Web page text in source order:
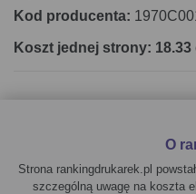
Kod producenta:
Koszt jednej strony:
O
Strona rankingdrukarek.pl
szczególną uwagę na koszta